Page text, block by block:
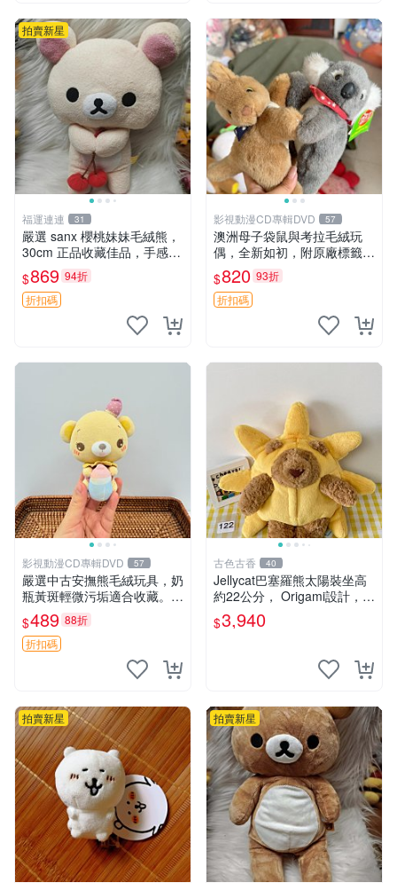
拍賣新星
福運連連 31
嚴選 sanx 櫻桃妹妹毛絨熊，
30cm 正品收藏佳品，手感極
軟，適合贈送與收藏 櫻桃妹
妹、sanx、毛絨熊
$869 94折
折扣碼
影視動漫CD專輯DVD 57
澳洲母子袋鼠與考拉毛絨玩
偶，全新如初，附原廠標籤，
手感極軟，適合贈送親朋好
友。袋鼠與考拉正版，精緻尺
寸，適合作為收藏或家飾擺
設，增添暖意。 母子、袋
$820 93折
折扣碼
影視動漫CD專輯DVD 57
嚴選中古安撫熊毛絨玩具，奶
瓶黃斑輕微污垢適合收藏。默
認兩日發貨，全國快遞隨機派
送。 成色如圖可放心購買，
輕微瑕疵和臟污不影響使用。
安撫熊 中古玩偶 毛
$489 88折
折扣碼
古色古香 40
Jellycat巴塞羅熊太陽裝坐高
約22公分， Origami設計，來
自越南。嚴選 Recommendat
ion！巴塞羅、 Origami熊、J
$3,940
拍賣新星 拍賣新星